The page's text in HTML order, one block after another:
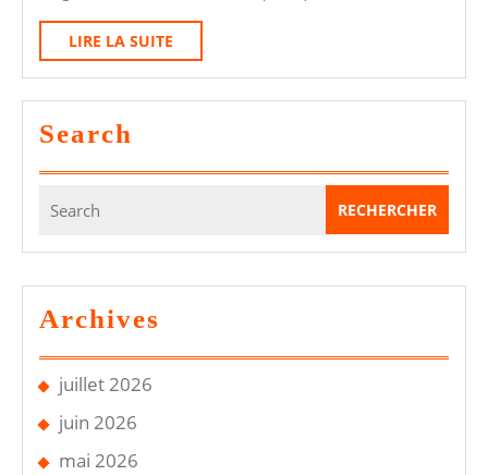
Diesel
Le
Contrôle
2026
Guide
LIRE LA SUITE
LA
SUITE
Search
for:
Archives
juillet 2026
juin 2026
mai 2026